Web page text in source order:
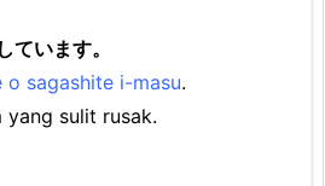
しています。
o sagashite i-masu.
yang sulit rusak.